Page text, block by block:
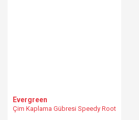
Evergreen
Çim Kaplama Gübresi Speedy Root